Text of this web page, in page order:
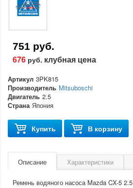
751 руб.
676 руб. клубная цена
Артикул 3PK815
Производитель Mitsuboschi
Двигатель 2.5
Страна Япония
Купить В корзину
Описание Характеристики
Ремень водяного насоса Mazda CX-5